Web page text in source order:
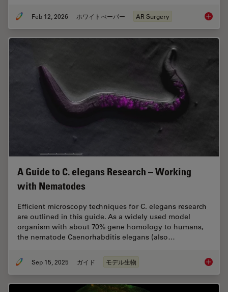
Feb 12, 2026 ホワイトぺーパー AR Surgery
A Guide to C. elegans Research – Working
with Nematodes
Efficient microscopy techniques for C. elegans research
are outlined in this guide. As a widely used model
organism with about 70% gene homology to humans,
the nematode Caenorhabditis elegans (also…
Sep 15, 2025 ガイド モデル生物 A